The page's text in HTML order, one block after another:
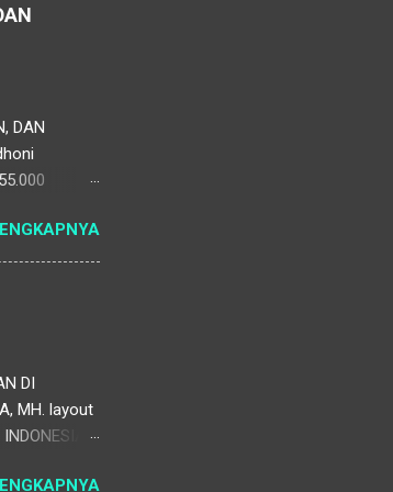
DAN
bermanfaat
mulai dari
DI
MH. layout